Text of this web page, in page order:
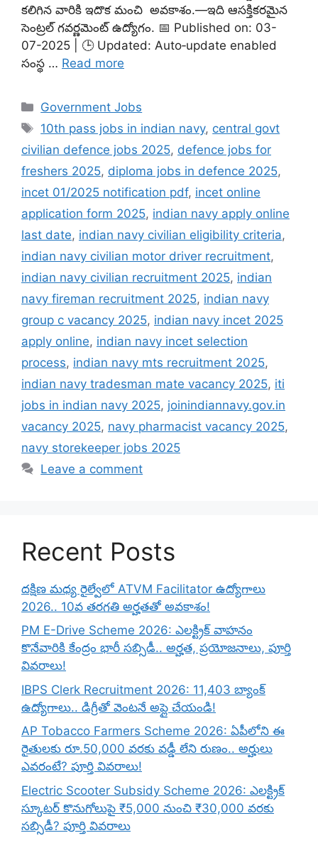
కలిగిన వారికి ఇదొక మంచి అవకాశం.—ఇది ఆసక్తికరమైన
సెంట్రల్ గవర్ణమెంట్ ఉద్యోగం. 📅 Published on: 03-
07-2025 | 🕒 Updated: Auto‑update enabled
సంస్థ … Read more
Categories
Government Jobs
Tags
10th pass jobs in indian navy, central govt
civilian defence jobs 2025, defence jobs for
freshers 2025, diploma jobs in defence 2025,
incet 01/2025 notification pdf, incet online
application form 2025, indian navy apply online
last date, indian navy civilian eligibility criteria,
indian navy civilian motor driver recruitment,
indian navy civilian recruitment 2025, indian
navy fireman recruitment 2025, indian navy
group c vacancy 2025, indian navy incet 2025
apply online, indian navy incet selection
process, indian navy mts recruitment 2025,
indian navy tradesman mate vacancy 2025, iti
jobs in indian navy 2025, joinindiannavy.gov.in
vacancy 2025, navy pharmacist vacancy 2025,
navy storekeeper jobs 2025
Leave a comment
Recent Posts
దక్షిణ మధ్య రైల్వేలో ATVM Facilitator ఉద్యోగాలు
2026.. 10వ తరగతి అర్హతతో అవకాశం!
PM E-Drive Scheme 2026: ఎలక్ట్రిక్ వాహనం
కొనేవారికి కేంద్రం భారీ సబ్సిడీ.. అర్హత, ప్రయోజనాలు, పూర్తి
వివరాలు!
IBPS Clerk Recruitment 2026: 11,403 బ్యాంక్
ఉద్యోగాలు.. డిగ్రీతో వెంటనే అప్లై చేయండి!
AP Tobacco Farmers Scheme 2026: ఏపీలోని ఈ
రైతులకు రూ.50,000 వరకు వడ్డీ లేని రుణం.. అర్హులు
ఎవరంటే? పూర్తి వివరాలు!
Electric Scooter Subsidy Scheme 2026: ఎలక్ట్రిక్
స్కూటర్ కొనుగోలుపై ₹5,000 నుంచి ₹30,000 వరకు
సబ్సిడీ? పూర్తి వివరాలు